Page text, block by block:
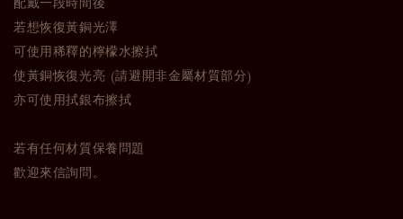
若想恢復黃銅光澤
可使用稀釋的檸檬水擦拭
使黃銅恢復光亮 (請避開非金屬材質部分)
亦可使用拭銀布擦拭
若有任何材質保養問題
歡迎來信詢問。